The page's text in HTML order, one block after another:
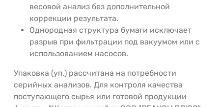
весовой анализ без дополнительной
коррекции результата.
Однородная структура бумаги исключает
разрыв при фильтрации под вакуумом или с
использованием насосов.
Упаковка (уп.) рассчитана на потребности
серийных анализов. Для контроля качества
поступающего сырья или готовой продукции